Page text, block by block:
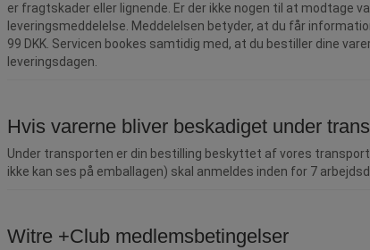
er fragtskader eller lignende. Er der ikke nogen til at modtage
leveringsmeddelelse. Meddelelsen betyder, at du får
99 DKK. Servicen bookes samtidig med, at du bestiller dine
leveringsdagen.
Hvis varerne bliver beskadiget under
Under transporten er din bestilling beskyttet af vores
ikke kan ses på emballagen) skal anmeldes inden for 7
Witre +Club medlemsbetingelser